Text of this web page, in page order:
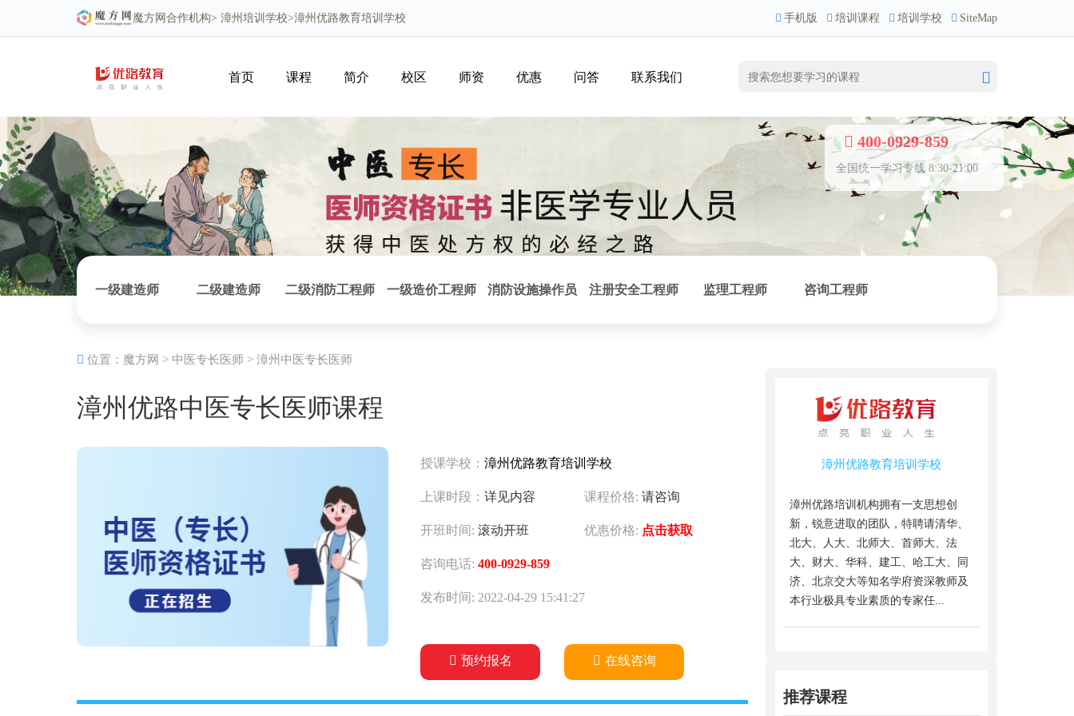
手机版 培训课程 培训学校 SiteMap
魔方网 合作机构> 漳州培训学校>漳州优路教育培训学校
首页 课程 简介 校区 师资 优惠 问答 联系我们
400-0929-859
全国统一学习专线 8:30-21:00
一级建造师 二级建造师 二级消防工程师 一级造价工程师 消防设施操作员 注册安全工程师 监理工程师 咨询工程师
位置： 魔方网 > 中医专长医师 > 漳州中医专长医师
漳州优路中医专长医师课程
授课学校： 漳州优路教育培训学校
上课时段： 详见内容 课程价格: 请咨询
开班时间: 滚动开班 优惠价格: 点击获取
咨询电话: 400-0929-859
发布时间: 2022-04-29 15:41:27
预约报名 在线咨询
漳州优路教育培训学校
漳州优路培训机构拥有一支思想创
新，锐意进取的团队，特聘请清华、
北大、人大、北师大、首师大、法
大、财大、华科、建工、哈工大、同
济、北京交大等知名学府资深教师及
本行业极具专业素质的专家任...
推荐课程